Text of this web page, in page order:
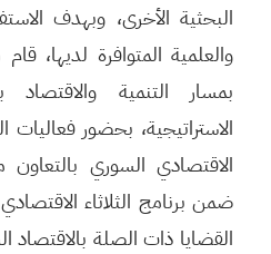
البحثية الأخرى، وبهدف
والعلمية المتوافرة لديها،
بمسار التنمية
الاستراتيجية، بحضور فعاليات
الاقتصادي السوري
ضمن برنامج الثلاثاء
القضايا ذات الصلة بالاقتصاد